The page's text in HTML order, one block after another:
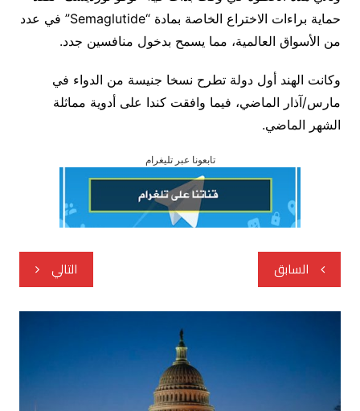
حماية براءات الاختراع الخاصة بمادة “Semaglutide” في عدد
من الأسواق العالمية، مما يسمح بدخول منافسين جدد.
وكانت الهند أول دولة تطرح نسخا جنيسة من الدواء في
مارس/آذار الماضي، فيما وافقت كندا على أدوية مماثلة
الشهر الماضي.
تابعونا عبر تليغرام
تصفّح
المقالات
السابق التالي